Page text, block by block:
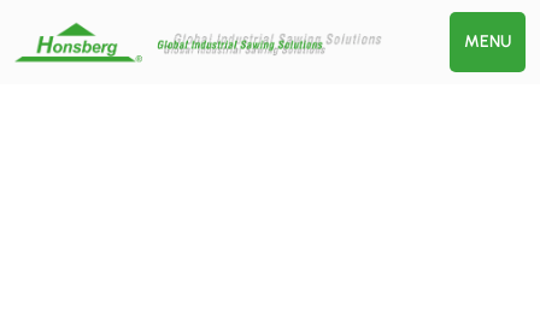
MENU